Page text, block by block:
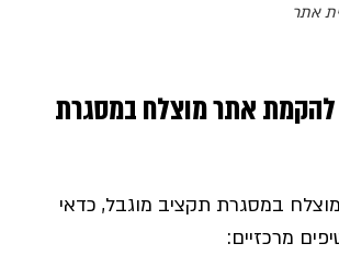
אתר
להקמת אתר מוצלח במסגרת
במסגרת תקציב מוגבל, כדאי
מרכזיים: